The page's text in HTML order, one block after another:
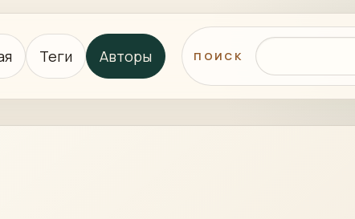
Теги Авторы ПОИСК Поиск по сайту